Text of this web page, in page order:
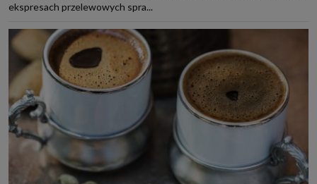
ekspresach przelewowych spra...